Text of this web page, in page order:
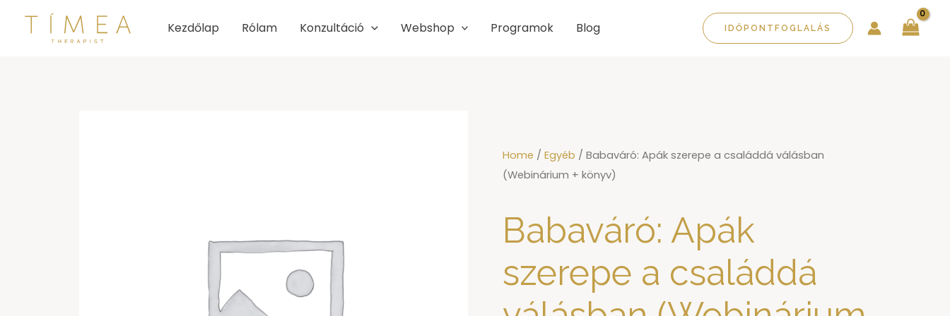
Kezdőlap Rólam Konzultáció Webshop Programok Blog IDŐPONTFOGLALÁS
Home / Egyéb / Babaváró: Apák szerepe a családdá válásban
(Webinárium + könyv)
Babaváró: Apák
szerepe a családdá